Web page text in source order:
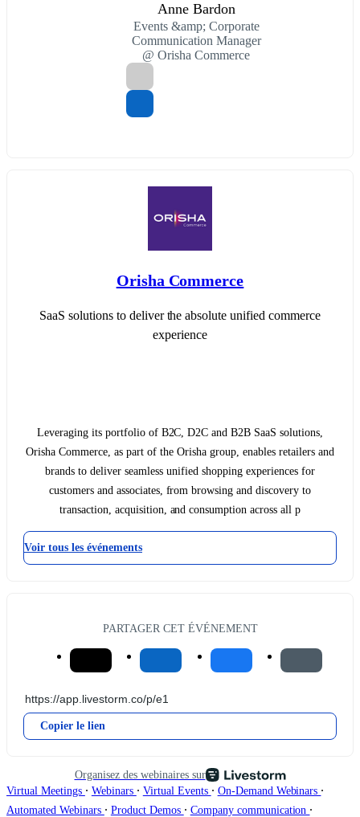
Anne Bardon
Events &amp; Corporate
Communication Manager
@ Orisha Commerce
Orisha Commerce
SaaS solutions to deliver the absolute unified commerce
experience
Leveraging its portfolio of B2C, D2C and B2B SaaS solutions,
Orisha Commerce, as part of the Orisha group, enables retailers and
brands to deliver seamless unified shopping experiences for
customers and associates, from browsing and discovery to
transaction, acquisition, and consumption across all p
Voir tous les événements
PARTAGER CET ÉVÉNEMENT
Copier le lien
Organisez des webinaires sur
Virtual Meetings ∙ Webinars ∙ Virtual Events ∙ On-Demand Webinars ∙
Automated Webinars ∙ Product Demos ∙ Company communication ∙